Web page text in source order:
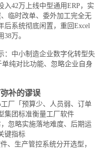
入42万上线中型通用ERP，实
临时改单、委外加工完全无
后系统彻底闲置，重回Excel
万。
：中小制造企业数字化转型失
单纯对比功能、忽略企业自身
补的谬误
厂「预算少、人员弱、订单
集团标准衡量工厂软件
忽略实施落地难度、后期运
键指标
、生产管控系统分开选型，